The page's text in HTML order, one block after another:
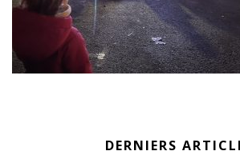
DERNIERS